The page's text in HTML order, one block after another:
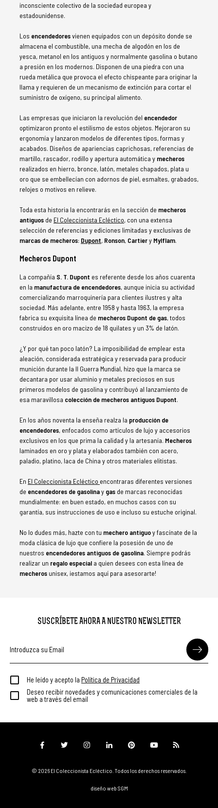
inconsciente colectivo de la sociedad europea y
estadounidense.
Los encendedoresvienen equipados con un depósito donde se
almacena el combustible, una mecha de algodón en los de
yesca, metanol en los antiguos y normalmente gasolina o butano
a presión en los modernos. Disponen de una piedra con una
rueda metálica que provoca el efecto chispeante para originar la
llama y requieren de un mecanismo de extinción para cortar el
suministro de oxígeno, su principal alimento.
Las empresas que iniciaron la revolución del encendedor
optimizaron pronto el estilismo de estos objetos. Mejoraron su
ergonomía y lanzaron modelos de diferentes tipos, formas y
acabados. Diseños de apariencias caprichosas, referencias de
martillo, rascador, rodillo y apertura automática y mecheros
realizados en hierro, bronce, latón, metales chapados, plata u
oro que se embellecían con adornos de piel, esmaltes, grabados,
relojes o motivos en relieve.
Toda esta historia la encontrarás en la sección de mecheros
antiguos de El Coleccionista Ecléctico, con una extensa
selección de referencias y ediciones limitadas y exclusivas de
marcas de mecheros: Dupont, Ronson, Cartiery Mylflam.
Mecheros Dupont
La compañía S. T. Dupont es referente desde los años cuarenta
en la manufactura de encendedores, aunque inicia su actividad
comercializando marroquinería para clientes ilustres y alta
sociedad. Más adelante, entre 1958 y hasta 1963, la empresa
fabrica su exquisita línea de mecheros Dupont de gas, todos
construidos en oro macizo de 18 quilates y un 3% de latón.
¿Y por qué tan poco latón? La imposibilidad de emplear esta
aleación, considerada estratégica y reservada para producir
munición durante la II Guerra Mundial, hizo que la marca se
decantara por usar aluminio y metales preciosos en sus
primeros modelos de gasolina y contribuyó al lanzamiento de
esa maravillosa colección de mecheros antiguos Dupont.
En los años noventa la enseña realza la producción de
encendedores, enfocados como artículos de lujo y accesorios
exclusivos en los que prima la calidad y la artesanía. Mecheros
laminados en oro y plata y elaborados también con acero,
paladio, platino, laca de China y otros materiales elitistas.
En El Coleccionista Ecléctico encontraras diferentes versiones
de encendedores de gasolinay gas de marcas reconocidas
mundialmente: en buen estado, en muchos casos con su
garantía, sus instrucciones de uso e incluso su estuche original.
No lo dudes más, hazte con tu mechero antiguoy fascínate de la
moda clásica de lujo que confiere la posesión de uno de
nuestros encendedores antiguos de gasolina. Siempre podrás
realizar un regalo especial a quien desees con esta línea de
mecheros unisex, ¡estamos aquí para asesorarte!
SUSCRÍBETE AHORA A NUESTRO NEWSLETTER
He leído y acepto la Política de Privacidad
Deseo recibir novedades y comunicaciones comerciales de la
web a través del email
© 2026 El Coleccionista Ecléctico. Todos los derechos reservados.
diseño web SGM